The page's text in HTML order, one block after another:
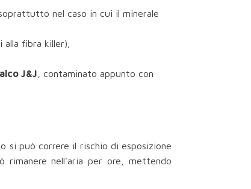
nel caso in cui il minerale
alla fibra killer);
J&J , contaminato appunto con
può correre il rischio di esposizione
rimanere nell'aria per ore, mettendo